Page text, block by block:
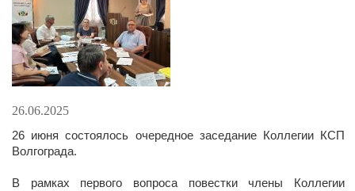
26.06.2025
26 июня состоялось очередное заседание Коллегии КСП
Волгограда.
В рамках первого вопроса повестки члены Коллегии